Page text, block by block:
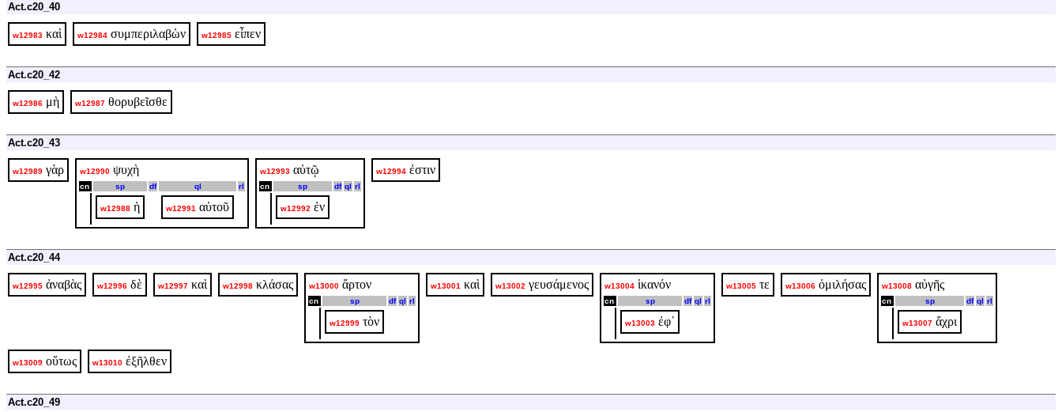
Act.c20_40
w12983 καὶ w12984 συμπεριλαβὼν w12985 εἶπεν
Act.c20_42
w12986 μὴ w12987 θορυβεῖσθε
Act.c20_43
w12989 γὰρ w12990 ψυχὴ
cn sp df ql rl
w12988 ἡ w12991 αὐτοῦ
w12993 αὐτῷ
cn sp df ql rl
w12992 ἐν
w12994 ἐστιν
Act.c20_44
w12995 ἀναβὰς w12996 δὲ w12997 καὶ w12998 κλάσας w13000 ἄρτον
cn sp df ql rl
w12999 τὸν
w13001 καὶ w13002 γευσάμενος w13004 ἱκανόν
cn sp df ql rl
w13003 ἐφ᾽
w13005 τε w13006 ὁμιλήσας w13008 αὐγῆς
cn sp df ql rl
w13007 ἄχρι
w13009 οὕτως w13010 ἐξῆλθεν
Act.c20_49